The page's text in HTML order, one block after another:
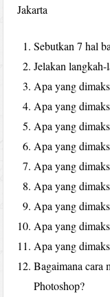
Jakarta
Sebutkan 7 hal
Jelakan
Apa yang
Apa yang
Apa yang
Apa yang
Apa yang
Apa yang
Apa yang
Apa yang
Apa yang
Bagaimana cara
Photoshop?